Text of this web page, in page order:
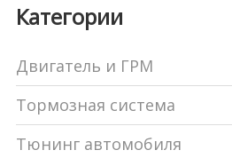
Категории
Двигатель и ГРМ
Тормозная система
Тюнинг автомобиля